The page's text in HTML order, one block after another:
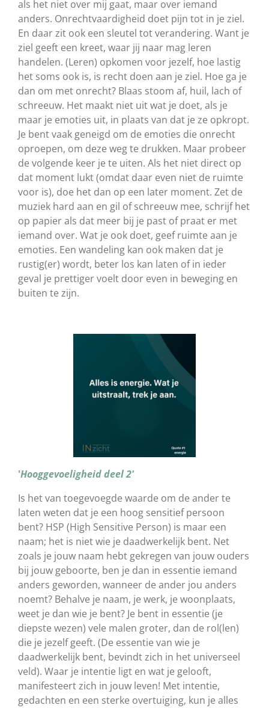
als het niet over mij gaat, maar over iemand
anders. Onrechtvaardigheid doet pijn tot in je ziel.
En daar zit ook een sleutel tot verandering. Want je
ziel geeft een kreet, waar jij naar mag leren
handelen. (Leren) opkomen voor jezelf, hoe lastig
het soms ook is, is recht doen aan je ziel. Hoe ga je
dan om met onrecht? Blaas stoom af, huil, lach of
schreeuw. Het maakt niet uit wat je doet, als je
maar je emoties uit, in plaats van dat je ze opkropt.
Je bent vaak geneigd om de emoties die onrecht
oproepen, om deze weg te drukken. Maar probeer
de volgende keer je te uiten. Als het niet direct op
dat moment lukt (omdat daar even niet de ruimte
voor is), doe het dan op een later moment. Zet de
muziek hard aan en gil of schreeuw mee, schrijf het
op papier als dat meer bij je past of praat er met
iemand over. Wat je ook doet, geef ruimte aan je
emoties. Een wandeling kan ook maken dat je
rustig(er) wordt, beter los kan laten of in ieder
geval je prettiger voelt door even in beweging en
buiten te zijn.
'Hooggevoeligheid deel 2'
Is het van toegevoegde waarde om de ander te
laten weten dat je een hoog sensitief persoon
bent? HSP (High Sensitive Person) is maar een
naam; het is niet wie je daadwerkelijk bent. Net
zoals je jouw naam hebt gekregen van jouw ouders
bij jouw geboorte, ben je dan in essentie iemand
anders geworden, wanneer de ander jou anders
noemt? Behalve je naam, je werk, je woonplaats,
weet je dan wie je bent? Je bent in essentie (je
diepste wezen) vele malen groter, dan de rol(len)
die je jezelf geeft. (De essentie van wie je
daadwerkelijk bent, bevindt zich in het universeel
veld). Waar je intentie ligt en wat je gelooft,
manifesteert zich in jouw leven! Met intentie,
gedachten en een sterke overtuiging, kun je alles